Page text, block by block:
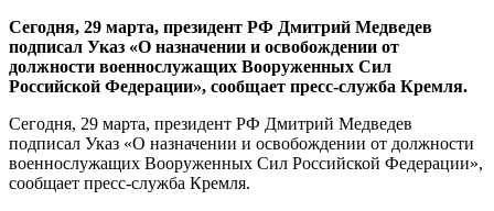
Сегодня, 29 марта, президент РФ Дмитрий Медведев
подписал Указ «О назначении и освобождении от
должности военнослужащих Вооруженных Сил
Российской Федерации», сообщает пресс-служба Кремля.
Сегодня, 29 марта, президент РФ Дмитрий Медведев
подписал Указ «О назначении и освобождении от должности
военнослужащих Вооруженных Сил Российской Федерации»,
сообщает пресс-служба Кремля.